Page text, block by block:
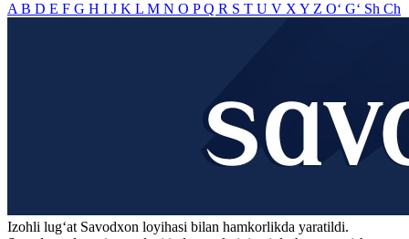
A B D E F G H I J K L M N O PQ R S T U V X Y Z O‘ G‘ Sh Ch
Izohli lugʻat Savodxon loyihasi bilan hamkorlikda yaratildi.